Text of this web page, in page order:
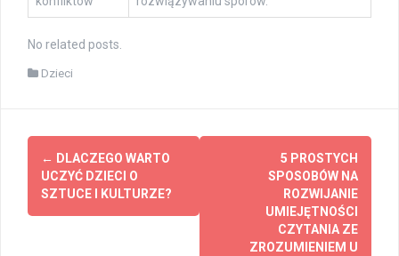
No related posts.
Dzieci
Post
navigation
← DLACZEGO WARTO
UCZYĆ DZIECI O
SZTUCE I KULTURZE?
5 PROSTYCH
SPOSOBÓW NA
ROZWIJANIE
UMIEJĘTNOŚCI
CZYTANIA ZE
ZROZUMIENIEM U